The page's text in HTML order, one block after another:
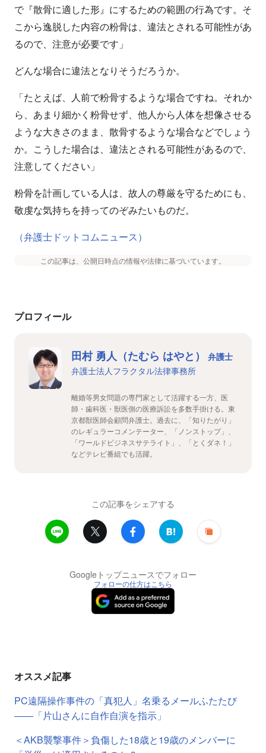
で『散骨に適した形』にするための範囲の行為です。そ
こから逸脱した内容の粉骨は、違法とされる可能性があ
るので、注意が必要です」
どんな場合に違法となりそうだろうか。
「たとえば、人前で粉骨するような場合ですね。それか
ら、あまり細かく粉骨せず、他人から人体を想像させる
ような大きさのまま、散骨するような場合などでしょう
か。こうした場合は、違法とされる可能性があるので、
注意してください」
粉骨を計画している人は、故人の尊厳を守るためにも、
敬虔な気持ちを持ってのぞみたいものだ。
（弁護士ドットコムニュース）
この記事は、公開日時点の情報や法律に基づいています。
プロフィール
田村 勇人（たむら はやと）
弁護士
弁護士法人フラクタル法律事務所
離婚等男女問題の専門家として活躍する一方、医
師・歯科医・獣医側の医療訴訟を多数手掛ける。東
京都獣医師会顧問弁護士。過去に、「知りたがり」
のレギュラーコメンテーター、「ノンストップ」、
「ワールドビジネスサテライト」、「とくダネ！」
などテレビ番組でも活躍。
この記事をシェアする
Googleトップニュースでフォロー
フォローの仕方はこちら
オススメ記事
PC遠隔操作事件の「真犯人」名乗るメールふたたび
――「片山さんに自作自演を指示」
＜AKB襲撃事件＞負傷した18歳と19歳のメンバーに